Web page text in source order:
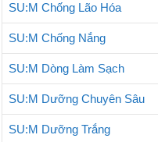
SU:M Chống Lão Hóa
SU:M Chống Nắng
SU:M Dòng Làm Sạch
SU:M Dưỡng Chuyên Sâu
SU:M Dưỡng Trắng